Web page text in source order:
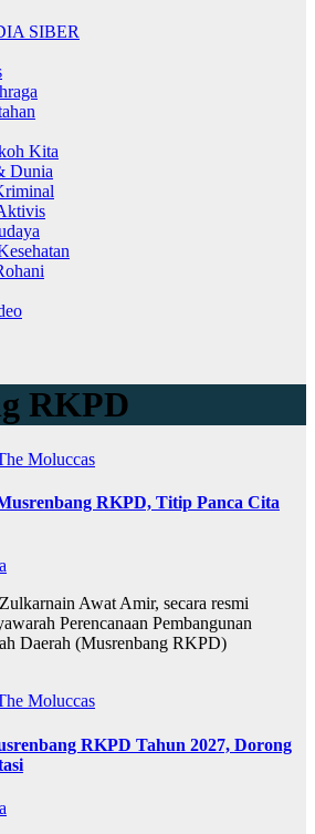
SIBER
Kita
Dunia
RKPD
Moluccas
RKPD, Titip Panca Cita
Awat Amir, secara resmi
Perencanaan Pembangunan
Daerah (Musrenbang RKPD)
Moluccas
RKPD Tahun 2027, Dorong